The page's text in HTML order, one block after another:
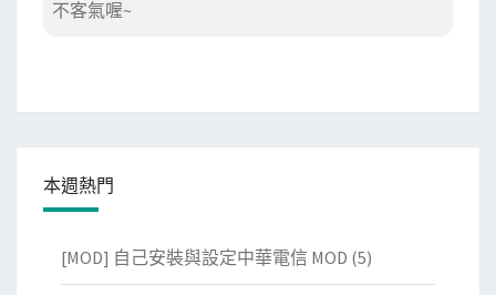
不客氣喔~
本週熱門
[MOD] 自己安裝與設定中華電信 MOD (5)